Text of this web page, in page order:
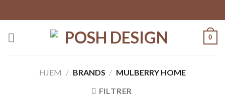
to
0
HJEM / BRANDS / MULBERRY HOME
FILTRER